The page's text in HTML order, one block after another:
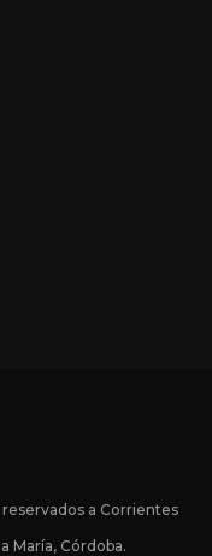
a Corrientes
María, Córdoba.